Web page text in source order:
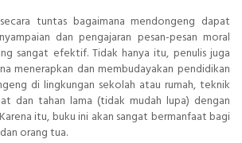
tuntas bagaimana mendongeng dapat
dan pengajaran pesan-pesan moral
sangat efektif. Tidak hanya itu, penulis juga
menerapkan dan membudayakan pendidikan
di lingkungan sekolah atau rumah, teknik
dan tahan lama (tidak mudah lupa) dengan
itu, buku ini akan sangat bermanfaat bagi
orang tua.